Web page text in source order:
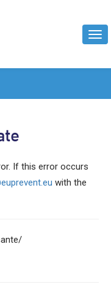
If this error occurs
with the